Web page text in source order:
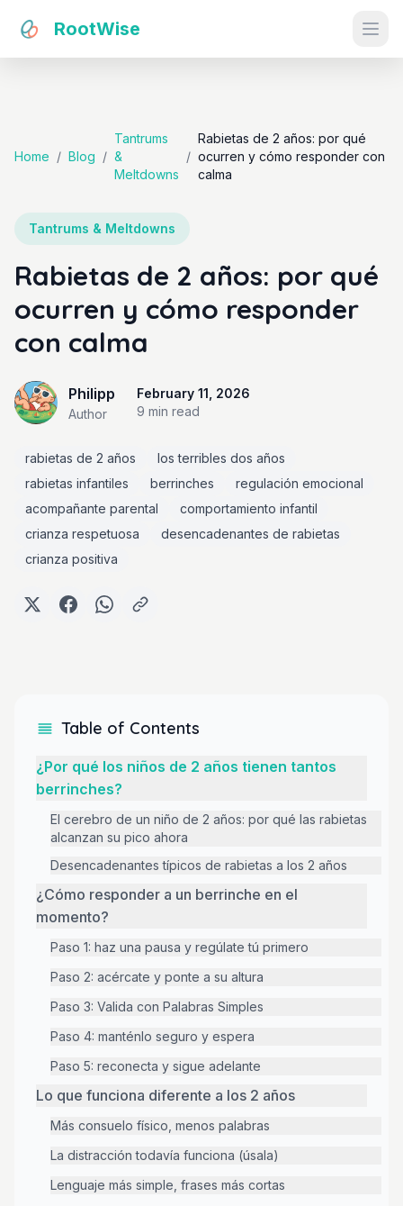
RootWise
Home / Blog /
Tantrums
&
Meltdowns
/
Rabietas de 2 años: por qué
ocurren y cómo responder con
calma
Tantrums & Meltdowns
Rabietas de 2 años: por qué
ocurren y cómo responder
con calma
Philipp
Author
February 11, 2026
9 min read
rabietas de 2 años
los terribles dos años
rabietas infantiles
berrinches
regulación emocional
acompañante parental
comportamiento infantil
crianza respetuosa
desencadenantes de rabietas
crianza positiva
Table of Contents
¿Por qué los niños de 2 años tienen tantos
berrinches?
El cerebro de un niño de 2 años: por qué las rabietas
alcanzan su pico ahora
Desencadenantes típicos de rabietas a los 2 años
¿Cómo responder a un berrinche en el
momento?
Paso 1: haz una pausa y regúlate tú primero
Paso 2: acércate y ponte a su altura
Paso 3: Valida con Palabras Simples
Paso 4: manténlo seguro y espera
Paso 5: reconecta y sigue adelante
Lo que funciona diferente a los 2 años
Más consuelo físico, menos palabras
La distracción todavía funciona (úsala)
Lenguaje más simple, frases más cortas